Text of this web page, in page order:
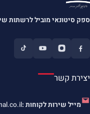
ספק סיטונאי מוביל לרשתות
יצירת קשר
מייל שירות לקוחות :